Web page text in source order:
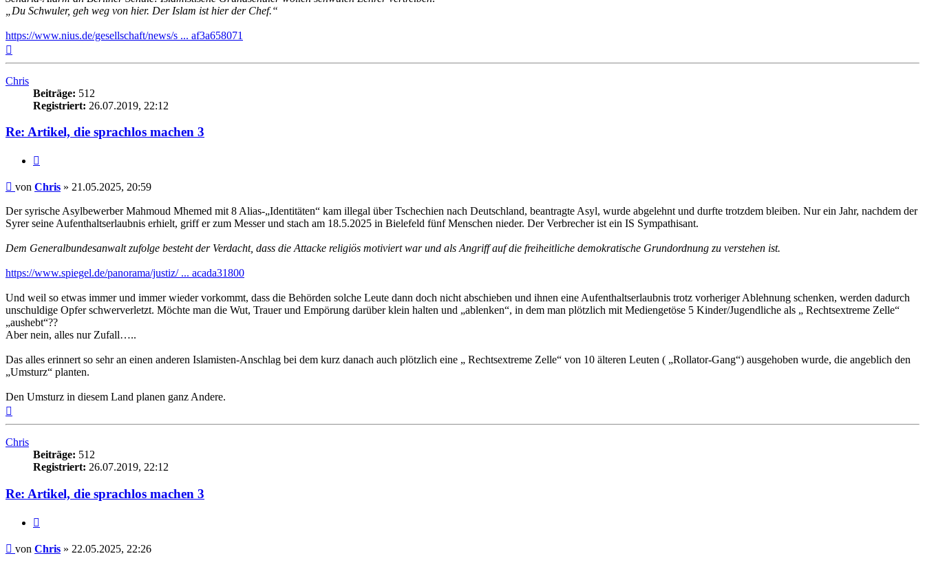
„Du Schwuler, geh weg von hier. Der Islam ist hier der Chef.“
https://www.nius.de/gesellschaft/news/s ... af3a658071
Chris
Beiträge: 512
Registriert: 26.07.2019, 22:12
Re: Artikel, die sprachlos machen 3
Beitrag
von Chris » 21.05.2025, 20:59
Der syrische Asylbewerber Mahmoud Mhemed mit 8 Alias-„Identitäten“ kam illegal über Tschechien nach Deutschland, beantragte Asyl, wurde abgelehnt und durfte trotzdem bleiben. Nur ein Jahr, nachdem der
Syrer seine Aufenthaltserlaubnis erhielt, griff er zum Messer und stach am 18.5.2025 in Bielefeld fünf Menschen nieder. Der Verbrecher ist ein IS Sympathisant.
Dem Generalbundesanwalt zufolge besteht der Verdacht, dass die Attacke religiös motiviert war und als Angriff auf die freiheitliche demokratische Grundordnung zu verstehen ist.
https://www.spiegel.de/panorama/justiz/ ... acada31800
Und weil so etwas immer und immer wieder vorkommt, dass die Behörden solche Leute dann doch nicht abschieben und ihnen eine Aufenthaltserlaubnis trotz vorheriger Ablehnung schenken, werden dadurch
unschuldige Opfer schwerverletzt. Möchte man die Wut, Trauer und Empörung darüber klein halten und „ablenken“, in dem man plötzlich mit Mediengetöse 5 Kinder/Jugendliche als „ Rechtsextreme Zelle“
„aushebt“??
Aber nein, alles nur Zufall…..
Das alles erinnert so sehr an einen anderen Islamisten-Anschlag bei dem kurz danach auch plötzlich eine „ Rechtsextreme Zelle“ von 10 älteren Leuten ( „Rollator-Gang“) ausgehoben wurde, die angeblich den
„Umsturz“ planten.
Den Umsturz in diesem Land planen ganz Andere.
Chris
Beiträge: 512
Registriert: 26.07.2019, 22:12
Re: Artikel, die sprachlos machen 3
Beitrag
von Chris » 22.05.2025, 22:26